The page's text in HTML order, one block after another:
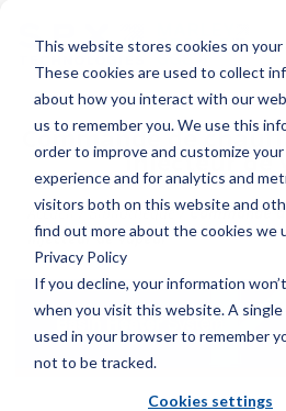
This website stores cookies on your
These cookies are used to collect
about how you interact with our
us to remember you. We use this
order to improve and customize
experience and for analytics and
visitors both on this website and
find out more about the cookies we
Privacy Policy
If you decline, your information
when you visit this website. A single
used in your browser to remember
not to be tracked.
Cookies settings
Commande de
Injecteur de
Accueil / Bibliothèque /Commande
Injecteur de vapeur